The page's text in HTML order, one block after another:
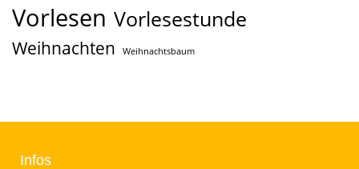
Vorlesen Vorlesestunde
Weihnachten Weihnachtsbaum
Infos